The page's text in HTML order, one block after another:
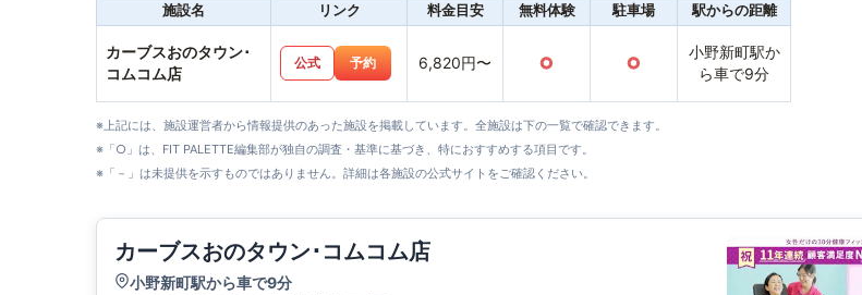
施設名 リンク 料金目安 無料体験 駐車場 駅からの距離
カーブスおのタウン･
コムコム店
公式 予約 6,820円〜 ○ ○
小野新町駅か
ら車で9分
※上記には、施設運営者から情報提供のあった施設を掲載しています。全施設は下の一覧で確認できます。
※「○」は、FIT PALETTE編集部が独自の調査・基準に基づき、特におすすめする項目です。
※「－」は未提供を示すものではありません。詳細は各施設の公式サイトをご確認ください。
カーブスおのタウン･コムコム店
小野新町駅から車で9分